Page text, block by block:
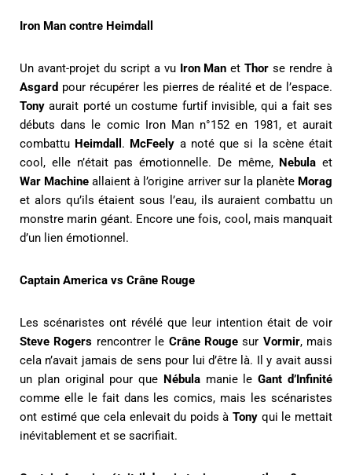
Iron Man contre Heimdall
Un avant-projet du script a vu Iron Man etThor se rendre à
Asgard pour récupérer les pierres de réalité et de l’espace.
Tony aurait porté un costume furtif invisible, qui a fait ses
débuts dans le comic Iron Man n°152 en 1981, et aurait
combattu Heimdall . McFeely a noté que si la scène était
cool, elle n’était pas émotionnelle. De même, Nebula et
War Machine allaient à l’origine arriver sur la planète Morag
et alors qu’ils étaient sous l’eau, ils auraient combattu un
monstre marin géant. Encore une fois, cool, mais manquait
d’un lien émotionnel.
Captain America vs Crâne Rouge
Les scénaristes ont révélé que leur intention était de voir
Steve Rogers rencontrer le Crâne Rougesur Vormir, mais
cela n’avait jamais de sens pour lui d’être là. Il y avait aussi
un plan original pour que Nébulamanie leGant d’Infinité
comme elle le fait dans les comics, mais les scénaristes
ont estimé que cela enlevait du poids àTony qui le mettait
inévitablement et se sacrifiait.